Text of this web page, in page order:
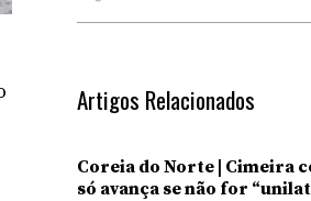
Artigos Relacionados
Coreia do Norte | Cimeira
só avança se não for